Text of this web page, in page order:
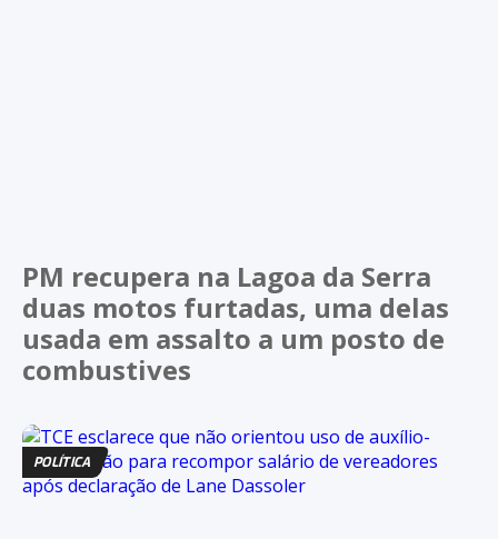
PM recupera na Lagoa da Serra
duas motos furtadas, uma delas
usada em assalto a um posto de
combustives
POLÍTICA